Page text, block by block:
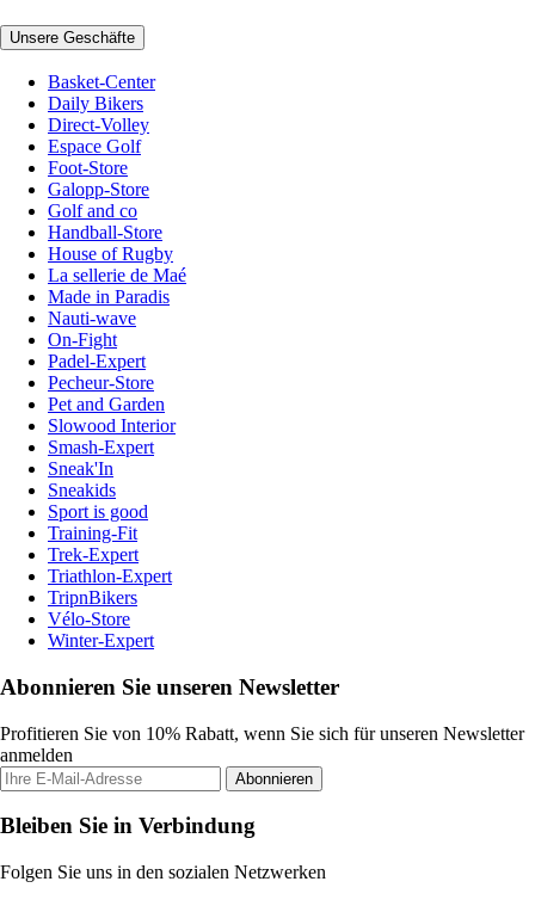
Unsere Geschäfte
Basket-Center
Daily Bikers
Direct-Volley
Espace Golf
Foot-Store
Galopp-Store
Golf and co
Handball-Store
House of Rugby
La sellerie de Maé
Made in Paradis
Nauti-wave
On-Fight
Padel-Expert
Pecheur-Store
Pet and Garden
Slowood Interior
Smash-Expert
Sneak'In
Sneakids
Sport is good
Training-Fit
Trek-Expert
Triathlon-Expert
TripnBikers
Vélo-Store
Winter-Expert
Abonnieren Sie unseren Newsletter
Profitieren Sie von 10% Rabatt, wenn Sie sich für unseren Newsletter
anmelden
Abonnieren
Bleiben Sie in Verbindung
Folgen Sie uns in den sozialen Netzwerken